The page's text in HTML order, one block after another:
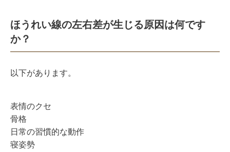
ほうれい線の左右差が生じる原因は何です
か？
以下があります。
表情のクセ
骨格
日常の習慣的な動作
寝姿勢